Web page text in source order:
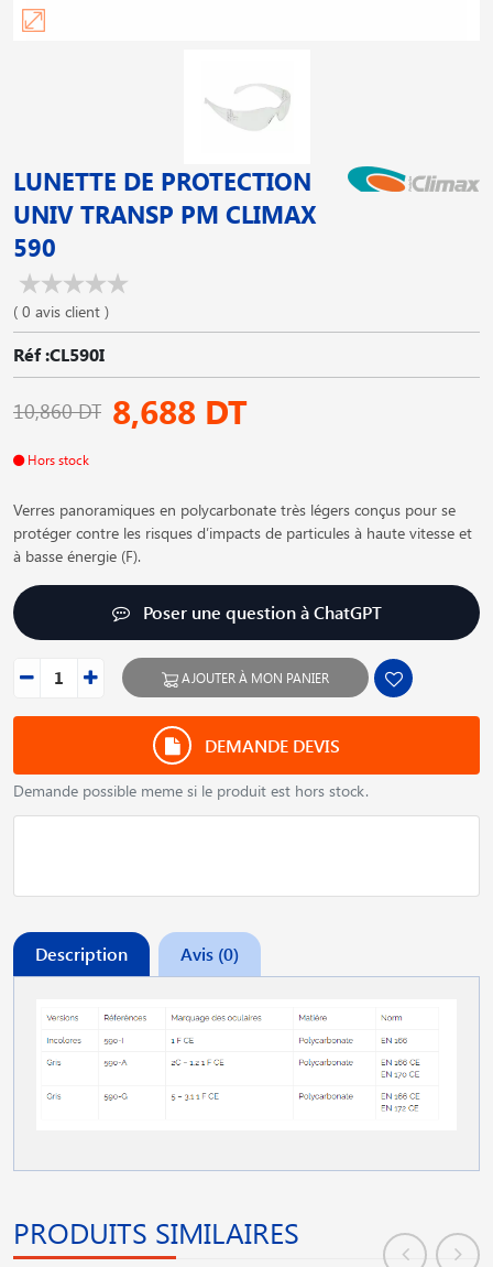
LUNETTE DE PROTECTION
UNIV TRANSP PM CLIMAX
590
( 0 avis client )
Réf :CL590I
10,860 DT 8,688 DT
Hors stock
Verres panoramiques en polycarbonate très légers conçus pour se
protéger contre les risques d′impacts de particules à haute vitesse et
à basse énergie (F).
Poser une question à ChatGPT
AJOUTER À MON PANIER
DEMANDE DEVIS
Demande possible meme si le produit est hors stock.
Description Avis (0)
PRODUITS SIMILAIRES